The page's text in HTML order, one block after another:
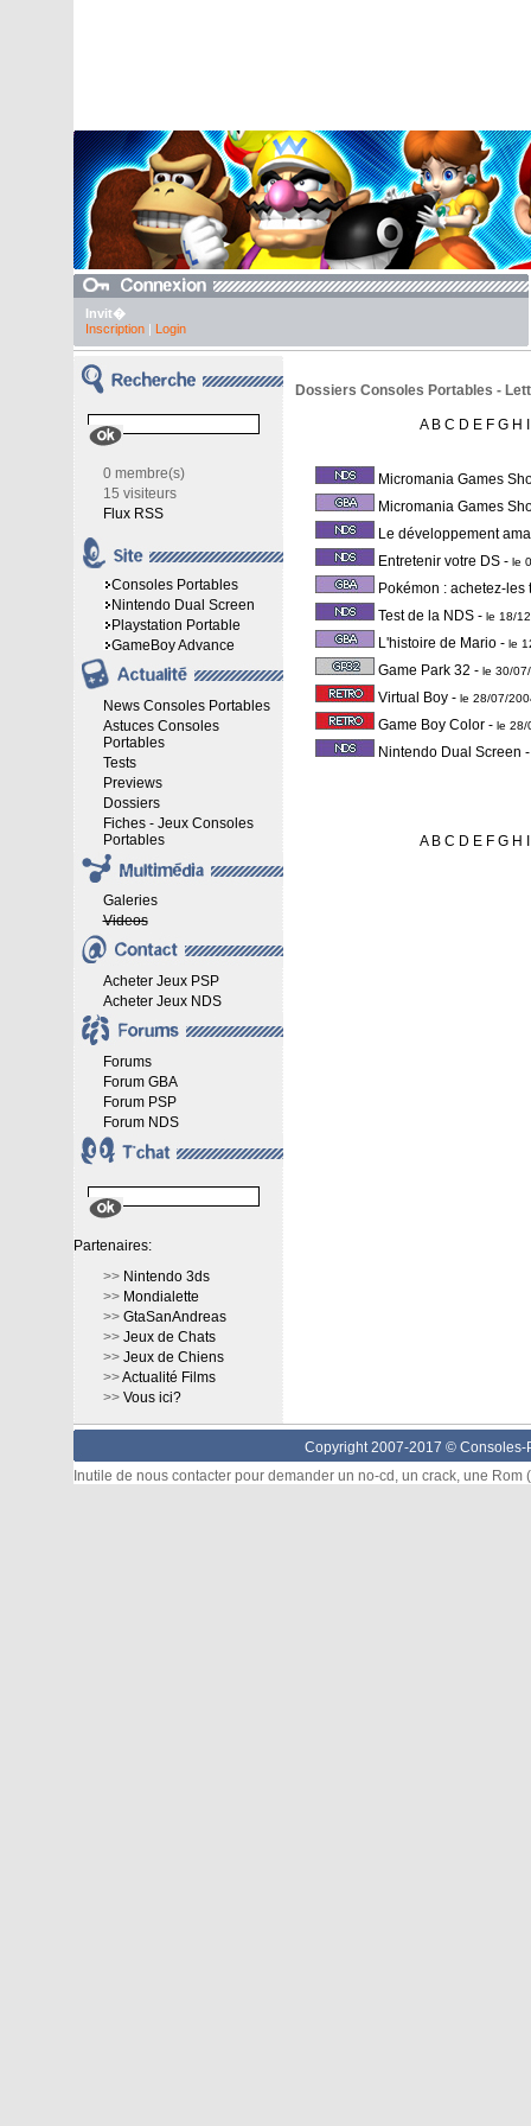
Invit�
Inscription| Login
0 membre(s)
15 visiteurs
Flux RSS
Consoles Portables
Nintendo Dual Screen
Playstation Portable
GameBoy Advance
News Consoles Portables
Astuces Consoles
Portables
Tests
Previews
Dossiers
Fiches - Jeux Consoles
Portables
Galeries
Videos
Acheter Jeux PSP
Acheter Jeux NDS
Forums
Forum GBA
Forum PSP
Forum NDS
Partenaires:
>> Nintendo 3ds
>> Mondialette
>> GtaSanAndreas
>> Jeux de Chats
>> Jeux de Chiens
>>Actualité Films
>> Vous ici?
Dossiers Consoles Portables -
A B C D E F G H
Micromania Games
Micromania Games
Le développement
Entretenir votre DS - le
Pokémon : achetez-les
Test de la NDS - le 18/
L'histoire de Mario - le
Game Park 32 - le 30/
Virtual Boy - le 28/07/
Game Boy Color - le 28/
Nintendo Dual Screen
A B C D E F G H
Copyright 2007-2017 © Consoles-
Inutile de nous contacter pour demander un no-cd, un crack, une